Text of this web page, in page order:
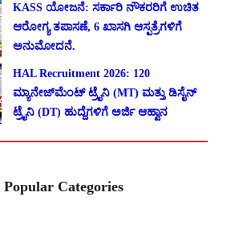
KASS ಯೋಜನೆ: ಸರ್ಕಾರಿ ನೌಕರರಿಗೆ ಉಚಿತ
ಆರೋಗ್ಯ ತಪಾಸಣೆ, 6 ಖಾಸಗಿ ಆಸ್ಪತ್ರೆಗಳಿಗೆ
ಅನುಮೋದನೆ.
HAL Recruitment 2026: 120
ಮ್ಯಾನೇಜ್‌ಮೆಂಟ್ ಟ್ರೈನಿ (MT) ಮತ್ತು ಡಿಸೈನ್
ಟ್ರೈನಿ (DT) ಹುದ್ದೆಗಳಿಗೆ ಅರ್ಜಿ ಆಹ್ವಾನ
Popular Categories